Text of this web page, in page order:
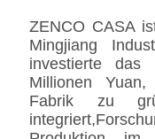
ZENCO CASA
Mingjiang
investierte das
Millionen
Fabrik zu